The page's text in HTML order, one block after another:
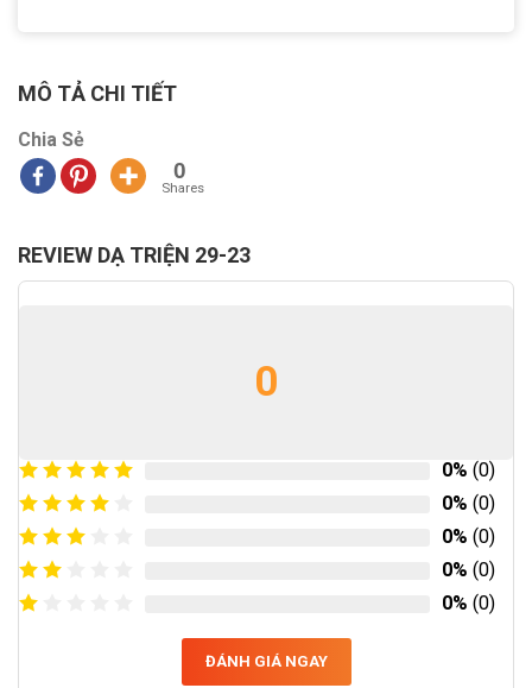
MÔ TẢ CHI TIẾT
Chia Sẻ
0
Shares
REVIEW DẠ TRIỆN 29-23
0
0% (0)
0% (0)
0% (0)
0% (0)
0% (0)
ĐÁNH GIÁ NGAY